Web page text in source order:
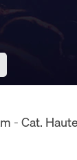
- Cat.